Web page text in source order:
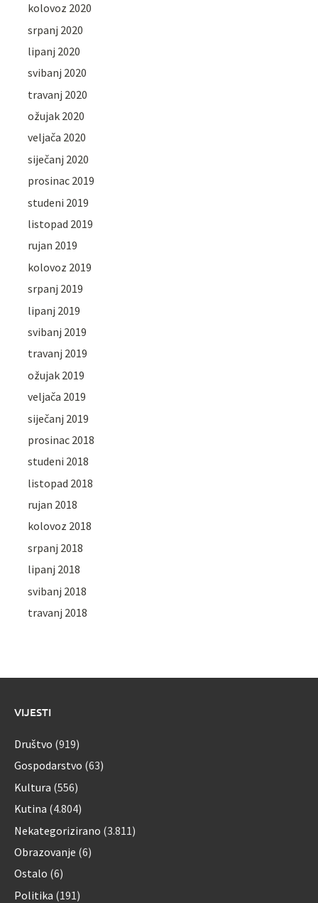
kolovoz 2020
srpanj 2020
lipanj 2020
svibanj 2020
travanj 2020
ožujak 2020
veljača 2020
siječanj 2020
prosinac 2019
studeni 2019
listopad 2019
rujan 2019
kolovoz 2019
srpanj 2019
lipanj 2019
svibanj 2019
travanj 2019
ožujak 2019
veljača 2019
siječanj 2019
prosinac 2018
studeni 2018
listopad 2018
rujan 2018
kolovoz 2018
srpanj 2018
lipanj 2018
svibanj 2018
travanj 2018
VIJESTI
Društvo (919)
Gospodarstvo (63)
Kultura (556)
Kutina (4.804)
Nekategorizirano (3.811)
Obrazovanje (6)
Ostalo (6)
Politika (191)